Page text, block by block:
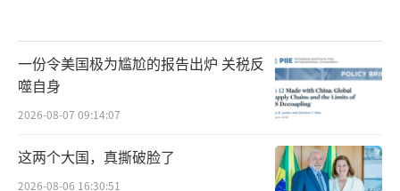
一份令美国极为尴尬的报告出炉 关税反
噬自身
2026-08-07 09:14:07
这两个大国，真撕破脸了
2026-08-06 16:30:51